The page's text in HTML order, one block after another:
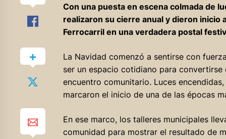
Con una puesta en escena colmada de
realizaron su cierre anual y dieron inicio
Ferrocarril en una verdadera postal
La Navidad comenzó a sentirse con
ser un espacio cotidiano para
encuentro comunitario. Luces
marcaron el inicio de una de las épocas
En ese marco, los talleres municipales
comunidad para mostrar el resultado de